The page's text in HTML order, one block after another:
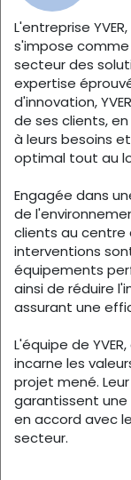
L'entreprise
s'impose
secteur des
expertise
d'innovation,
de ses clients,
à leurs besoins
optimal tout au
Engagée dans
de
clients au centre
interventions
équipements
ainsi de réduire
assurant une
L'équipe de
incarne les
projet mené.
garantissent
en accord avec
secteur.